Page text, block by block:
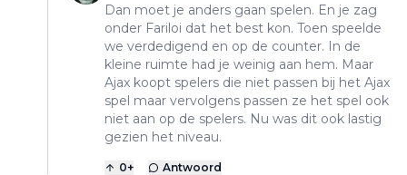
Dan moet je anders gaan spelen. En je zag
onder Fariloi dat het best kon. Toen speelde
we verdedigend en op de counter. In de
kleine ruimte had je weinig aan hem. Maar
Ajax koopt spelers die niet passen bij het Ajax
spel maar vervolgens passen ze het spel ook
niet aan op de spelers. Nu was dit ook lastig
gezien het niveau.
0+ Antwoord